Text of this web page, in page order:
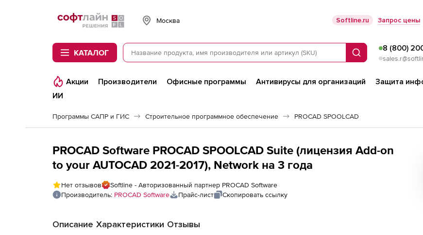
Softline
Москва Softline.ru Запрос цены
КАТАЛОГ Поиск
8 (800)
Акции Производители Офисные программы Антивирусы для организаций Защита
ИИ
Программы САПР и ГИС Строительное программное обеспечение PROCAD SPOOLCAD
PROCAD Software PROCAD SPOOLCAD Suite (лицензия Add-on
to your AUTOCAD 2021-2017), Network на 3 года
Нет отзывов
Softline - Авторизованный партнер PROCAD Software
Производитель: PROCAD Software Прайс-лист Скопировать ссылку
Описание Характеристики Отзывы